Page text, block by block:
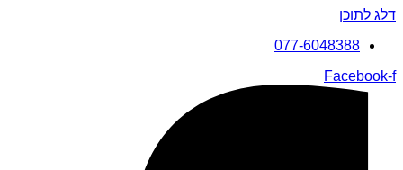
דלג לתוכן
077-6048388
Facebook-f